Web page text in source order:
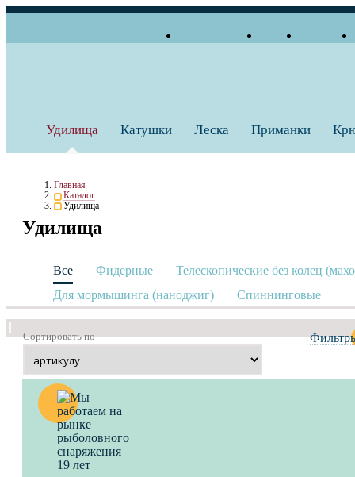
Удилища Катушки Леска Приманки
Главная
Каталог
Удилища
Удилища
Все Фидерные
Телескопические без колец
Для мормышинга (наноджиг)
Спиннинговые
Сортировать по